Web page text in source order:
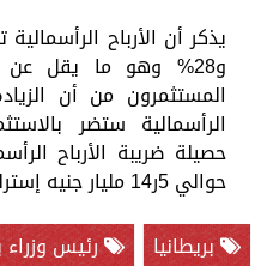
و28% وهو ما يقل
المستثمرون من أن
الرأسمالية ستضر
حصيلة ضريبة الأرباح
حوالي 5ر14 مليار جنيه إسترليني.
بريطانيا
رئيس وزراء